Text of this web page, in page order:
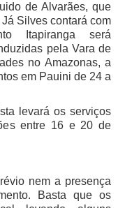
e Aquisições
e Diversidade
Documental
de Alvarães, que
Silves contará com
Itapiranga será
pela Vara de
no Amazonas, a
em Pauini de 24 a
levará os serviços
entre 16 e 20 de
nem a presença
Basta que os